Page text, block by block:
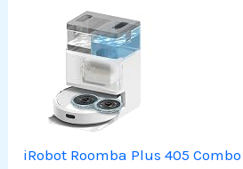
iRobot Roomba Plus 405